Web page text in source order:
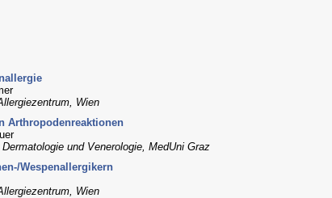
Wien
Arthropodenreaktionen
und Venerologie, MedUni Graz
Wespenallergikern
Wien